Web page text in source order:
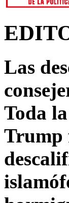
Las
Toda
Trump